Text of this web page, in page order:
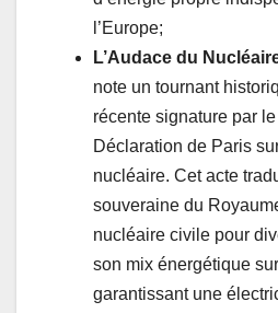
l’Europe;
L’Audace du
note un tournant
récente signature par
Déclaration de Paris
nucléaire. Cet acte
souveraine du
nucléaire civile pour
son mix énergétique
garantissant une